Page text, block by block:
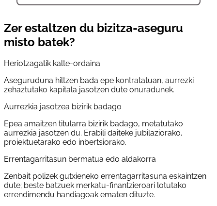
Zer estaltzen du bizitza-aseguru
misto batek?
Heriotzagatik kalte-ordaina
Aseguruduna hiltzen bada epe kontratatuan, aurrezki
zehaztutako kapitala jasotzen dute onuradunek.
Aurrezkia jasotzea bizirik badago
Epea amaitzen titularra bizirik badago, metatutako
aurrezkia jasotzen du. Erabili daiteke jubilaziorako,
proiektuetarako edo inbertsiorako.
Errentagarritasun bermatua edo aldakorra
Zenbait polizek gutxieneko errentagarritasuna eskaintzen
dute; beste batzuek merkatu-finantzieroari lotutako
errendimendu handiagoak ematen dituzte.